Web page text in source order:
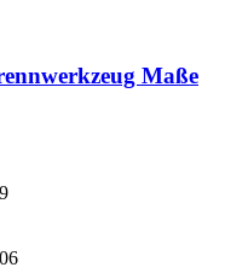
Maße